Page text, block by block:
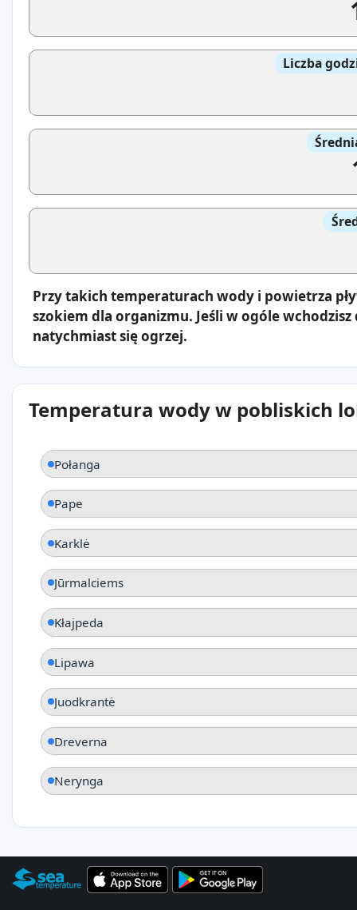
Liczba
Przy takich temperaturach wody i powietrza
szokiem dla organizmu. Jeśli w ogóle
natychmiast się ogrzej.
Temperatura wody w pobliskich
Połanga
Pape
Karklė
Jūrmalciems
Kłajpeda
Lipawa
Juodkrantė
Dreverna
Nerynga